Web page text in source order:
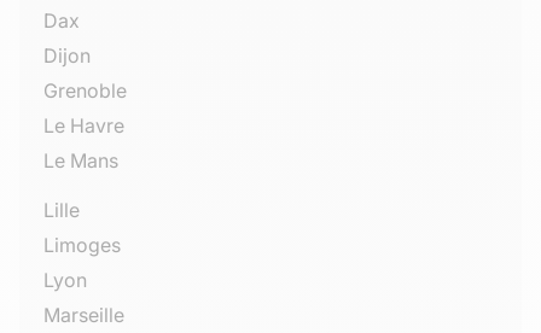
Dax
Dijon
Grenoble
Le Havre
Le Mans
Lille
Limoges
Lyon
Marseille